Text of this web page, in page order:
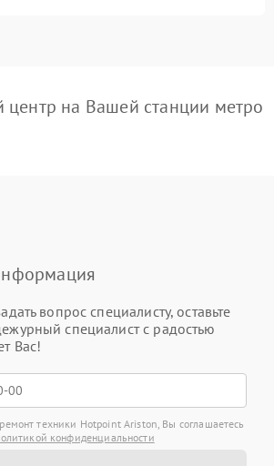
на Вашей станции метро
вопрос специалисту, оставьте
специалист с радостью
Вас!
техники Hotpoint Ariston, Вы соглашаетесь
конфиденциальности